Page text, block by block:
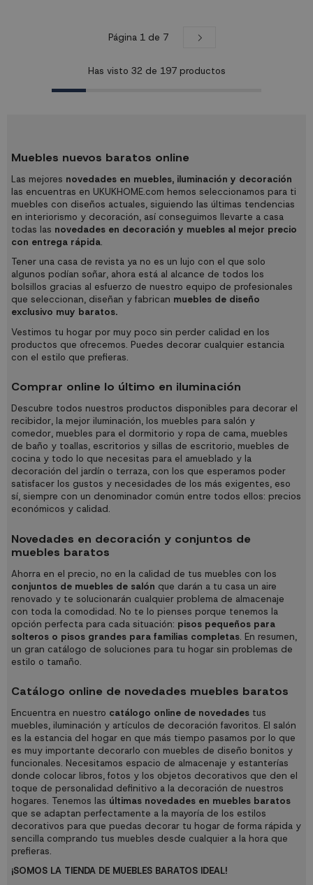
máx.: máx. 10W Acabado: Pintado
negro Bombillas: no incluidas
10W Acabado: Pintado oro
Bombillas: no incluidas Medidas:
Página 1 de 7
Has visto 32 de 197productos
Muebles nuevos baratos online
Las mejores novedades en muebles, iluminación y decoración
las encuentras en UKUKHOME.com hemos seleccionamos para ti
muebles con diseños actuales, siguiendo las últimas tendencias
en interiorismo y decoración, así conseguimos llevarte a casa
todas las novedades en decoración y muebles al mejor precio
con entrega rápida.
Tener una casa de revista ya no es un lujo con el que solo
algunos podían soñar, ahora está al alcance de todos los
bolsillos gracias al esfuerzo de nuestro equipo de profesionales
que seleccionan, diseñan y fabrican muebles de diseño
exclusivo muy baratos.
Vestimos tu hogar por muy poco sin perder calidad en los
productos que ofrecemos. Puedes decorar cualquier estancia
con el estilo que prefieras.
Comprar online lo último en iluminación
Descubre todos nuestros productos disponibles para decorar el
recibidor, la mejor iluminación, los muebles para salón y
comedor, muebles para el dormitorio y ropa de cama, muebles
de baño y toallas, escritorios y sillas de escritorio, muebles de
cocina y todo lo que necesitas para el amueblado y la
decoración del jardín o terraza, con los que esperamos poder
satisfacer los gustos y necesidades de los más exigentes, eso
sí, siempre con un denominador común entre todos ellos: precios
económicos y calidad.
Novedades en decoración y conjuntos de
muebles baratos
Ahorra en el precio, no en la calidad de tus muebles con los
conjuntos de muebles de salón que darán a tu casa un aire
renovado y te solucionarán cualquier problema de almacenaje
con toda la comodidad. No te lo pienses porque tenemos la
opción perfecta para cada situación: pisos pequeños para
solteros o pisos grandes para familias completas. En resumen,
un gran catálogo de soluciones para tu hogar sin problemas de
estilo o tamaño.
Catálogo online de novedades muebles baratos
Encuentra en nuestro catálogo online de novedades tus
muebles, iluminación y artículos de decoración favoritos. El salón
es la estancia del hogar en que más tiempo pasamos por lo que
es muy importante decorarlo con muebles de diseño bonitos y
funcionales. Necesitamos espacio de almacenaje y estanterías
donde colocar libros, fotos y los objetos decorativos que den el
toque de personalidad definitivo a la decoración de nuestros
hogares. Tenemos las últimas novedades en muebles baratos
que se adaptan perfectamente a la mayoría de los estilos
decorativos para que puedas decorar tu hogar de forma rápida y
sencilla comprando tus muebles desde cualquier a la hora que
prefieras.
¡SOMOS LA TIENDA DE MUEBLES BARATOS IDEAL!